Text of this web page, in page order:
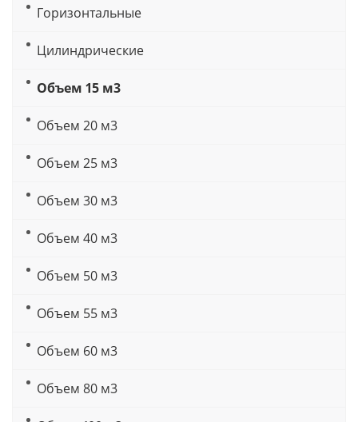
Горизонтальные
Цилиндрические
Объем 15 м3
Объем 20 м3
Объем 25 м3
Объем 30 м3
Объем 40 м3
Объем 50 м3
Объем 55 м3
Объем 60 м3
Объем 80 м3